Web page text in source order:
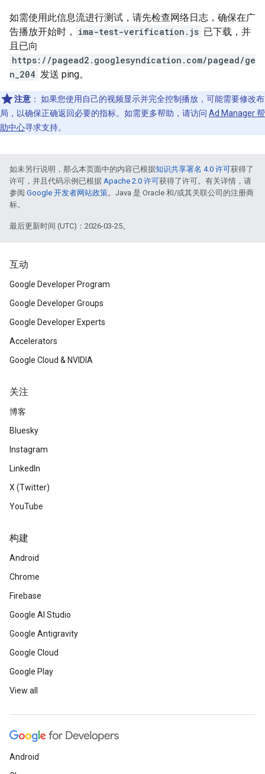
如需使用此信息流进行测试，请先检查网络日志，确保在广
告播放开始时，
ima-test-verification.js 已下载，并
且已向
https://pagead2.googlesyndication.com/pagead/ge
n_204 发送 ping。
注意 ： 如果您使用自己的视频显示并完全控制播放，可能需要修改布
局，以确保正确返回必要的指标。如需更多帮助，请访问 Ad Manager 帮
助中心寻求支持。
如未另行说明，那么本页面中的内容已根据知识共享署名 4.0 许可获得了
许可，并且代码示例已根据 Apache 2.0 许可获得了许可。有关详情，请
参阅 Google 开发者网站政策。Java 是 Oracle 和/或其关联公司的注册商
标。
最后更新时间 (UTC)：2026-03-25。
互动
Google Developer Program
Google Developer Groups
Google Developer Experts
Accelerators
Google Cloud & NVIDIA
关注
博客
Bluesky
Instagram
LinkedIn
X (Twitter)
YouTube
构建
Android
Chrome
Firebase
Google AI Studio
Google Antigravity
Google Cloud
Google Play
View all
Android